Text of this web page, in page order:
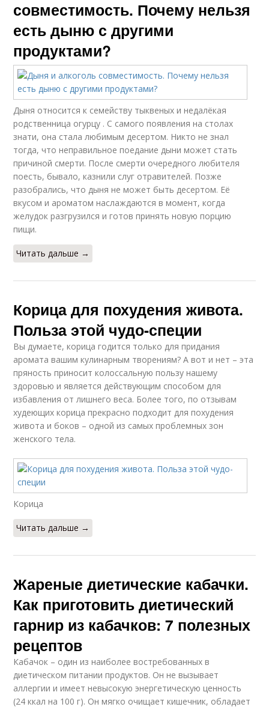
совместимость. Почему нельзя
есть дыню с другими
продуктами?
Дыня относится к семейству тыквеных и недалёкая
родственница огурцу . С самого появления на столах
знати, она стала любимым десертом. Никто не знал
тогда, что неправильное поедание дыни может стать
причиной смерти. После смерти очередного любителя
поесть, бывало, казнили слуг отравителей. Позже
разобрались, что дыня не может быть десертом. Её
вкусом и ароматом наслаждаются в момент, когда
желудок разгрузился и готов принять новую порцию
пищи.
Читать дальше →
Корица для похудения живота.
Польза этой чудо-специи
Вы думаете, корица годится только для придания
аромата вашим кулинарным творениям? А вот и нет – эта
пряность приносит колоссальную пользу нашему
здоровью и является действующим способом для
избавления от лишнего веса. Более того, по отзывам
худеющих корица прекрасно подходит для похудения
живота и боков – одной из самых проблемных зон
женского тела.
Корица
Читать дальше →
Жареные диетические кабачки.
Как приготовить диетический
гарнир из кабачков: 7 полезных
рецептов
Кабачок – один из наиболее востребованных в
диетическом питании продуктов. Он не вызывает
аллергии и имеет невысокую энергетическую ценность
(24 ккал на 100 г). Он мягко очищает кишечник, обладает